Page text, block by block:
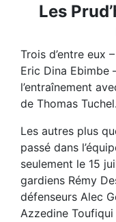
Les
Trois d’entre eux
Eric Dina Ebimbe
l’entraînement
de Thomas Tuchel.
Les autres plus
passé dans
seulement le 15
gardiens Rémy
défenseurs Alec
Azzedine